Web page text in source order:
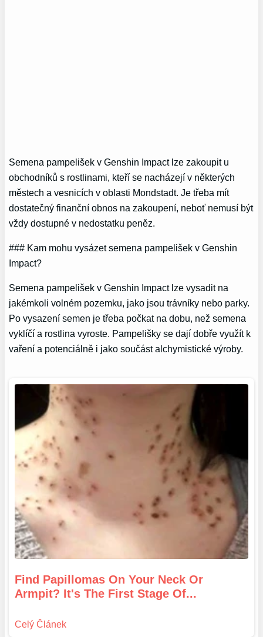
Semena pampelišek v Genshin Impact lze zakoupit u
obchodníků s rostlinami, kteří se nacházejí v některých
městech a vesnicích v oblasti Mondstadt. Je třeba mít
dostatečný finanční obnos na zakoupení, neboť nemusí být
vždy dostupné v nedostatku peněz.
### Kam mohu vysázet semena pampelišek v Genshin
Impact?
Semena pampelišek v Genshin Impact lze vysadit na
jakémkoli volném pozemku, jako jsou trávníky nebo parky.
Po vysazení semen je třeba počkat na dobu, než semena
vyklíčí a rostlina vyroste. Pampelišky se dají dobře využít k
vaření a potenciálně i jako součást alchymistické výroby.
Find Papillomas On Your Neck Or
Armpit? It's The First Stage Of...